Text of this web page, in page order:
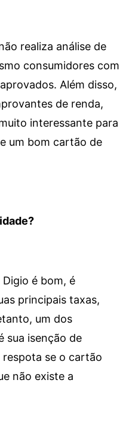
realiza análise de
consumidores com
Além disso,
de renda,
interessante para
um bom cartão de
é bom, é
principais taxas,
um dos
sua isenção de
respota se o cartão
não existe a